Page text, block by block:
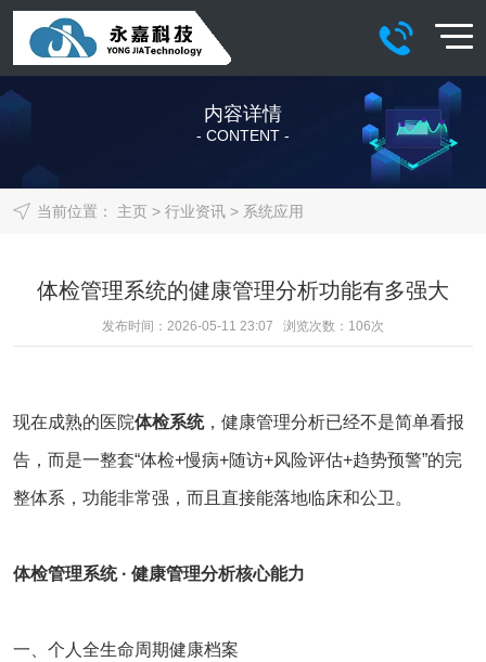
内容详情
- CONTENT -
当前位置： 主页> 行业资讯> 系统应用
体检管理系统的健康管理分析功能有多强大
发布时间：2026-05-11 23:07 浏览次数： 106次
现在成熟的医院体检系统，健康管理分析已经不是简单看报
告，而是一整套“体检+慢病+随访+风险评估+趋势预警”的完
整体系，功能非常强，而且直接能落地临床和公卫。
体检管理系统· 健康管理分析核心能力
一、个人全生命周期健康档案